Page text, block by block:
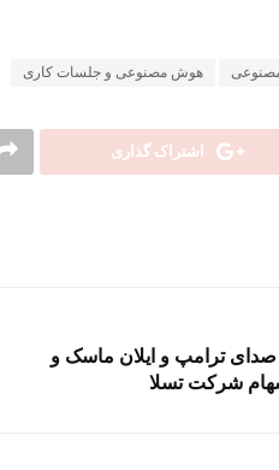
هوش مصنوعی و جلسات کاری
اشتراک گذاری
ترامپ و ایلان ماسک و
شرکت تسلا